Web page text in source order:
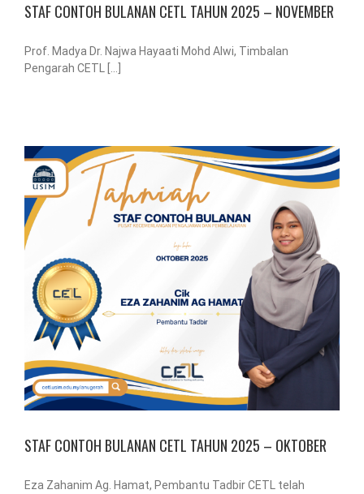
STAF CONTOH BULANAN CETL TAHUN 2025 – NOVEMBER
Prof. Madya Dr. Najwa Hayaati Mohd Alwi, Timbalan
Pengarah CETL [...]
STAF CONTOH BULANAN CETL TAHUN 2025 – OKTOBER
Eza Zahanim Ag. Hamat, Pembantu Tadbir CETL telah